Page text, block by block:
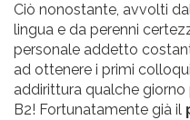
Ciò nonostante, avvolti
lingua e da perenni
personale addetto
ad ottenere i primi
addirittura qualche
B2! Fortunatamente già il